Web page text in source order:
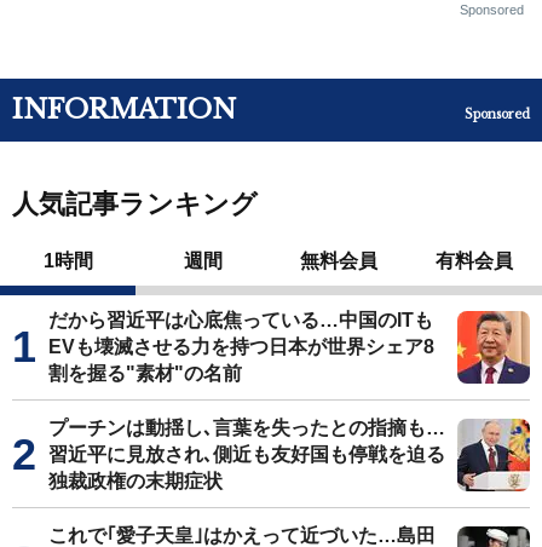
Sponsored
INFORMATION Sponsored
人気記事ランキング
1時間 週間 無料会員 有料会員
だから習近平は心底焦っている…中国のITも
EVも壊滅させる力を持つ日本が世界シェア8
割を握る"素材"の名前
プーチンは動揺し､言葉を失ったとの指摘も…
習近平に見放され､側近も友好国も停戦を迫る
独裁政権の末期症状
これで｢愛子天皇｣はかえって近づいた…島田